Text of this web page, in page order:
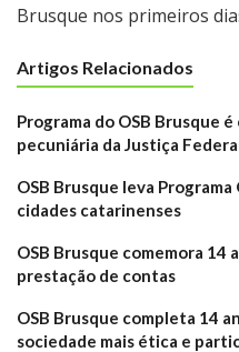
Brusque nos primeiros
Artigos Relacionados
Programa do OSB Brusque
pecuniária da Justiça
OSB Brusque leva
cidades catarinenses
OSB Brusque comemora 14
prestação de contas
OSB Brusque completa 14
sociedade mais ética e